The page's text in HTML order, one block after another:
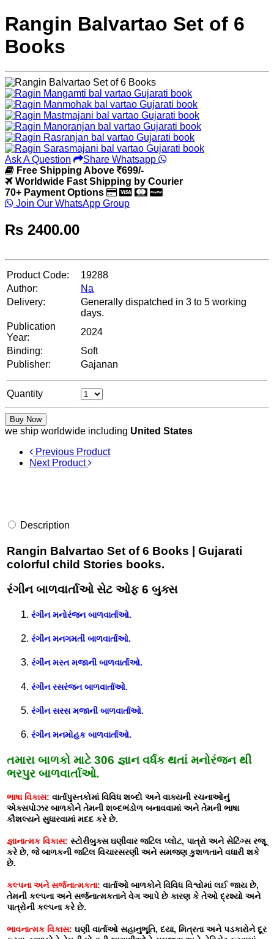
Rangin Balvartao Set of 6
Books
Ask A Question
Share Whatsapp
Free Shipping Above
699/-
Worldwide Fast Shipping by Courier
70+ Payment Options
Join Our WhatsApp Group
Rs 2400.00
Product Code:
19288
Author:
Na
Delivery:
Generally dispatched in 3 to 5 working
days.
Publication
Year:
2024
Binding:
Soft
Publisher:
Gajanan
Quantity
Buy Now
we ship worldwide including United States
Previous Product
Next Product
Description
Rangin Balvartao Set of 6 Books | Gujarati
colorful child Stories books.
રંગીન બાળવાર્તાઓ સેટ ઓફ 6 બુક્સ
રંગીન મનોરંજન બાળવાર્તાઓ.
રંગીન મનગમતી બાળવાર્તાઓ.
રંગીન મસ્ત મજાની બાળવાર્તાઓ.
રંગીન રસરંજન બાળવાર્તાઓ.
રંગીન સરસ મજાની બાળવાર્તાઓ.
રંગીન મનમોહક બાળવાર્તાઓ.
તમારા બાળકો માટે 306 જ્ઞાન વર્ધક થતાં મનોરંજન થી
ભરપુર બાળવાર્તાઓ.
ભાષા વિકાસ: વાર્તાપુસ્તકોમાં વિવિધ શબ્દો અને વાક્યની રચનાઓનું
એક્સપોઝર બાળકોને તેમની શબ્દભંડોળ બનાવવામાં અને તેમની ભાષા
કૌશલ્યને સુધારવામાં મદદ કરે છે.
જ્ઞાનાત્મક વિકાસ: સ્ટોરીબુક્સ ઘણીવાર જટિલ પ્લોટ, પાત્રો અને સેટિંગ્સ રજૂ
કરે છે, જે બાળકની જટિલ વિચારસરણી અને સમજણ કુશળતાને વધારી શકે
છે.
કલ્પના અને સર્જનાત્મકતા: વાર્તાઓ બાળકોને વિવિધ વિશ્વોમાં લઈ જાય છે,
તેમની કલ્પના અને સર્જનાત્મકતાને વેગ આપે છે કારણ કે તેઓ દ્રશ્યો અને
પાત્રોની કલ્પના કરે છે.
ભાવનાત્મક વિકાસ: ઘણી વાર્તાઓ સહાનુભૂતિ, દયા, મિત્રતા અને પડકારોને દૂર